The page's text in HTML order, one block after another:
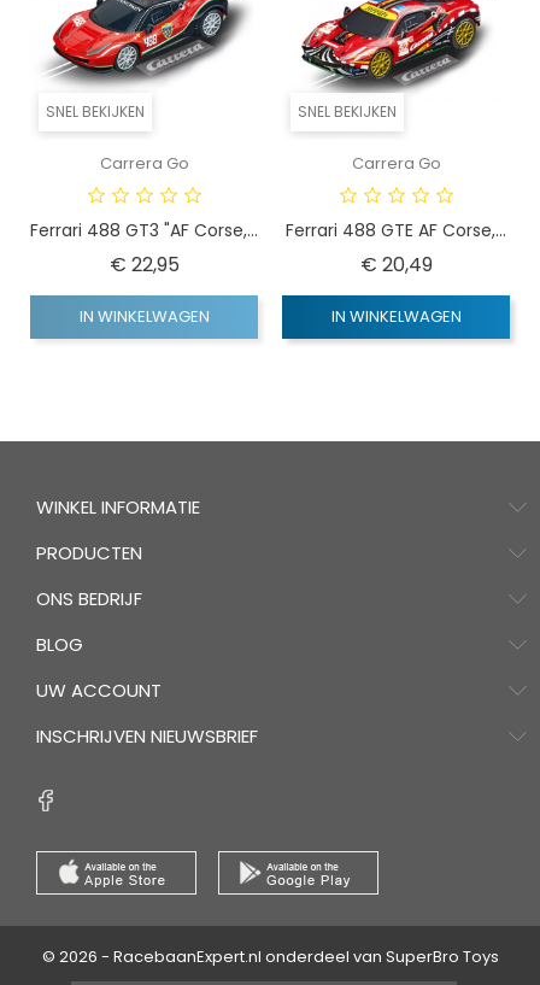
SNEL BEKIJKEN
Carrera Go
Ferrari 488 GT3 "AF Corse,...
€ 22,95Prijs
IN WINKELWAGEN
SNEL BEKIJKEN
Carrera Go
Ferrari 488 GTE AF Corse,...
€ 20,49Prijs
IN WINKELWAGEN
WINKEL INFORMATIE
PRODUCTEN
ONS BEDRIJF
BLOG
UW ACCOUNT
INSCHRIJVEN NIEUWSBRIEF
© 2026 - RacebaanExpert.nl onderdeel van SuperBro Toys